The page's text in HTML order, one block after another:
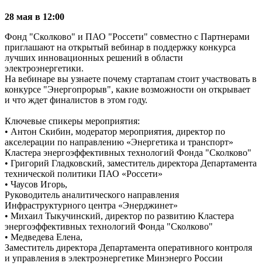
28 мая в 12:00
Фонд "Сколково" и ПАО "Россети" совместно с Партнерами
приглашают на открытый вебинар в поддержку конкурса
лучших инновационных решений в области
электроэнергетики.
На вебинаре вы узнаете почему стартапам стоит участвовать в
конкурсе "Энергопрорыв", какие возможности он открывает
и что ждет финалистов в этом году.
Ключевые спикеры мероприятия:
• Антон Скибин, модератор мероприятия, директор по
акселерации по направлению «Энергетика и транспорт»
Кластера энергоэффективных технологий Фонда "Сколково"
• Григорий Гладковский, заместитель директора Департамента
технической политики ПАО «Россети»
• Чаусов Игорь,
Руководитель аналитического направления
Инфраструктурного центра «Энерджинет»
• Михаил Тыкучинский, директор по развитию Кластера
энергоэффективных технологий Фонда "Сколково"
• Медведева Елена,
Заместитель директора Департамента оперативного контроля
и управления в электроэнергетике Минэнерго России